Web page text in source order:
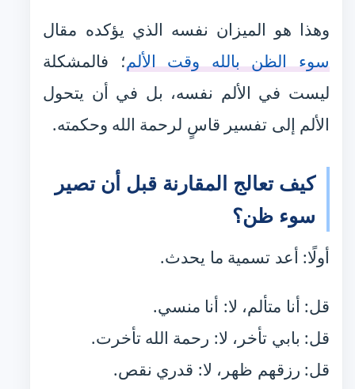
وهذا هو الميزان نفسه الذي يؤكده مقال
سوء الظن بالله وقت الألم؛ فالمشكلة
ليست في الألم نفسه، بل في أن يتحول
الألم إلى تفسير قاسٍ لرحمة الله وحكمته.
كيف تعالج المقارنة قبل أن تصير
سوء ظن؟
أولًا: أعد تسمية ما يحدث.
قل: أنا متألم، لا: أنا منسي.
قل: بابي تأخر، لا: رحمة الله تأخرت.
قل: رزقهم ظهر، لا: قدري نقص.